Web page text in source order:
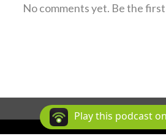
No comments yet. Be the
Play this podcast